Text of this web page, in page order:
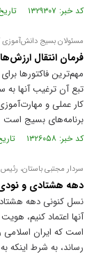
کد خبر: ۱۳۲۹۳۰۷ تاریخ انتشار : ۱۴۰۴/۰۸/۲۵
مسئولان بسیج دانش‌آموزی
فرمان انتقال
مهم‌ترین فاکتور‌ها
تبع آن ترغیب آنها
کار عملی و
برنامه‌های بسیج است
کد خبر: ۱۳۲۶۰۵۸ تاریخ انتشار : ۱۴۰۴/۰۸/۰۸
سردار مجتبی باستان،
دهه هشتادی و
نسل کنونی دهه
آنها اعتماد کنیم،
است که ایران اسلامی
رساند، به شرط اینکه